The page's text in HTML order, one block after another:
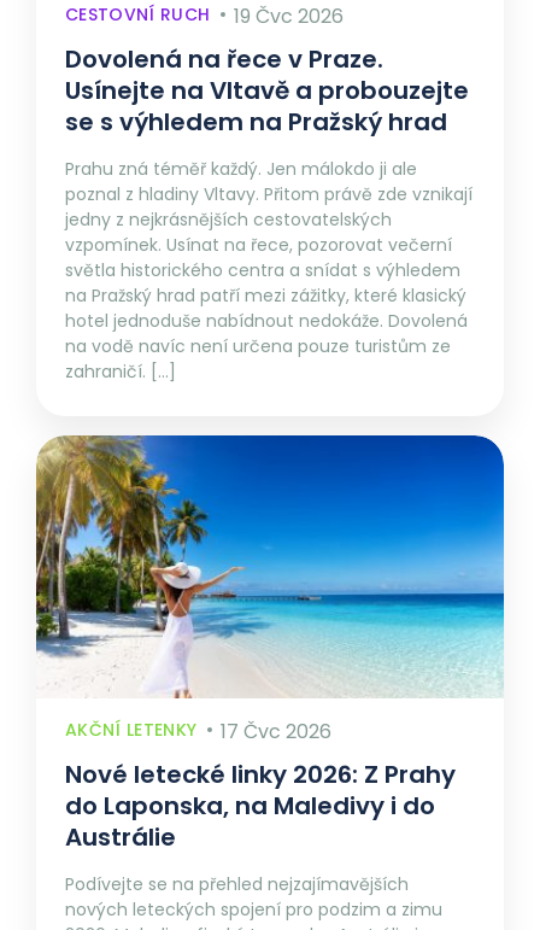
CESTOVNÍ RUCH 19 Čvc 2026
Dovolená na řece v Praze.
Usínejte na Vltavě a probouzejte
se s výhledem na Pražský hrad
Prahu zná téměř každý. Jen málokdo ji ale
poznal z hladiny Vltavy. Přitom právě zde vznikají
jedny z nejkrásnějších cestovatelských
vzpomínek. Usínat na řece, pozorovat večerní
světla historického centra a snídat s výhledem
na Pražský hrad patří mezi zážitky, které klasický
hotel jednoduše nabídnout nedokáže. Dovolená
na vodě navíc není určena pouze turistům ze
zahraničí. […]
AKČNÍ LETENKY 17 Čvc 2026
Nové letecké linky 2026: Z Prahy
do Laponska, na Maledivy i do
Austrálie
Podívejte se na přehled nejzajímavějších
nových leteckých spojení pro podzim a zimu